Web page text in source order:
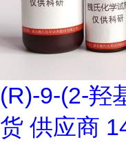
(R)-9-(2-羟
货 供应商